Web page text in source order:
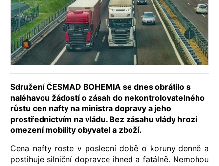
Sdružení ČESMAD BOHEMIA se dnes obrátilo s
naléhavou žádostí o zásah do nekontrolovatelného
růstu cen nafty na ministra dopravy a jeho
prostřednictvím na vládu. Bez zásahu vlády hrozí
omezení mobility obyvatel a zboží.
Cena nafty roste v poslední době o koruny denně a
postihuje silniční dopravce ihned a fatálně. Nemohou